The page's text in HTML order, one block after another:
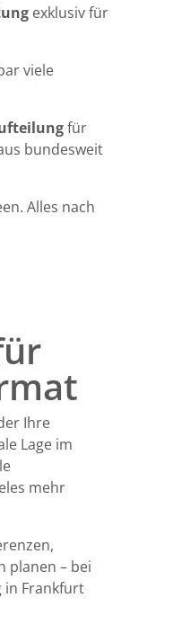
exklusiv für
viele
für
bundesweit
Alles nach
Ihre
Lage im
mehr
planen – bei
in Frankfurt